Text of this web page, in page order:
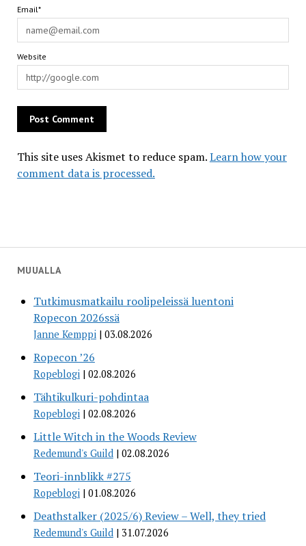
MUUALLA
Tutkimusmatkailu roolipeleissä luentoni
Ropecon 2026ssä
Janne Kemppi 03.08.2026
Ropecon ’26
Ropeblogi 02.08.2026
Tähtikulkuri-pohdintaa
Ropeblogi 02.08.2026
Little Witch in the Woods Review
Redemund's Guild 02.08.2026
Teori-innblikk #275
Ropeblogi 01.08.2026
Deathstalker (2025/6) Review – Well, they tried
Redemund's Guild 31.07.2026
Email*
Website
This site uses Akismet to reduce spam.Learn how your
comment data is processed.